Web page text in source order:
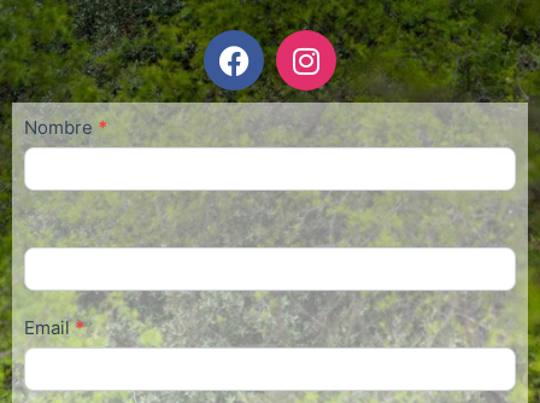
Contacto
Nombre *
Email*